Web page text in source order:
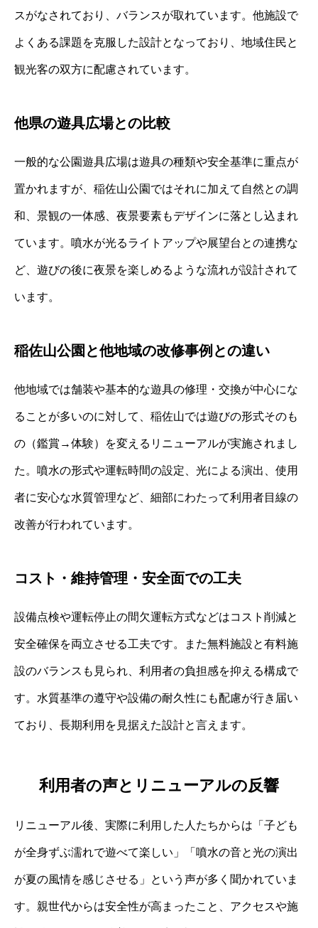
スがなされており、バランスが取れています。他施設で
よくある課題を克服した設計となっており、地域住民と
観光客の双方に配慮されています。
他県の遊具広場との比較
一般的な公園遊具広場は遊具の種類や安全基準に重点が
置かれますが、稲佐山公園ではそれに加えて自然との調
和、景観の一体感、夜景要素もデザインに落とし込まれ
ています。噴水が光るライトアップや展望台との連携な
ど、遊びの後に夜景を楽しめるような流れが設計されて
います。
稲佐山公園と他地域の改修事例との違い
他地域では舗装や基本的な遊具の修理・交換が中心にな
ることが多いのに対して、稲佐山では遊びの形式そのも
の（鑑賞→体験）を変えるリニューアルが実施されまし
た。噴水の形式や運転時間の設定、光による演出、使用
者に安心な水質管理など、細部にわたって利用者目線の
改善が行われています。
コスト・維持管理・安全面での工夫
設備点検や運転停止の間欠運転方式などはコスト削減と
安全確保を両立させる工夫です。また無料施設と有料施
設のバランスも見られ、利用者の負担感を抑える構成で
す。水質基準の遵守や設備の耐久性にも配慮が行き届い
ており、長期利用を見据えた設計と言えます。
利用者の声とリニューアルの反響
リニューアル後、実際に利用した人たちからは「子ども
が全身ずぶ濡れで遊べて楽しい」「噴水の音と光の演出
が夏の風情を感じさせる」という声が多く聞かれていま
す。親世代からは安全性が高まったこと、アクセスや施